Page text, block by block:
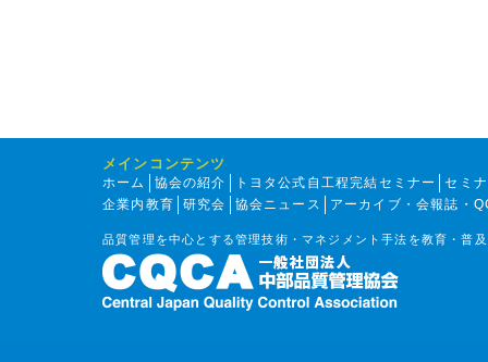
メインコンテンツ
ホーム 協会の紹介 トヨタ公式自工程完結セミナー
セミ
企業内教育
研究会 協会ニュース アーカイブ・会報誌・
品質管理を中心とする管理技術・マネジメント手法を教育・普